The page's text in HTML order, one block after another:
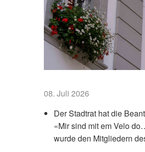
08. Juli 2026
Der Stadtrat hat die
«Mir sind mit em Velo
wurde den Mitgliedern